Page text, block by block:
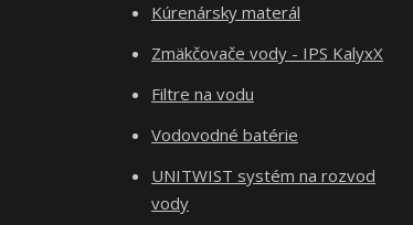
Kúrenársky materál
Zmäkčovače vody - IPS KalyxX
Filtre na vodu
Vodovodné batérie
UNITWIST systém na rozvod
vody